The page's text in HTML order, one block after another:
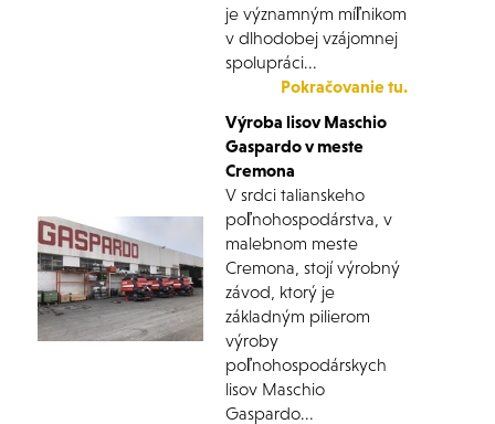
je významným míľnikom
v dlhodobej vzájomnej
spolupráci...
Pokračovanie tu.
Výroba lisov Maschio
Gaspardo v meste
Cremona
V srdci talianskeho
poľnohospodárstva, v
malebnom meste
Cremona, stojí výrobný
závod, ktorý je
základným pilierom
výroby
poľnohospodárskych
lisov Maschio
Gaspardo...